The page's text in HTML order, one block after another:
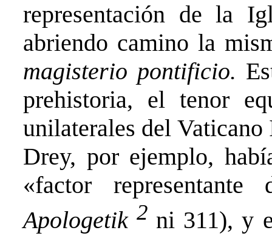
representación de la
abriendo camino la
magisterio pontificio.
prehistoria, el tenor
unilaterales del Vaticano
Drey, por ejemplo,
«factor
Apologetik 2 ni 311), y